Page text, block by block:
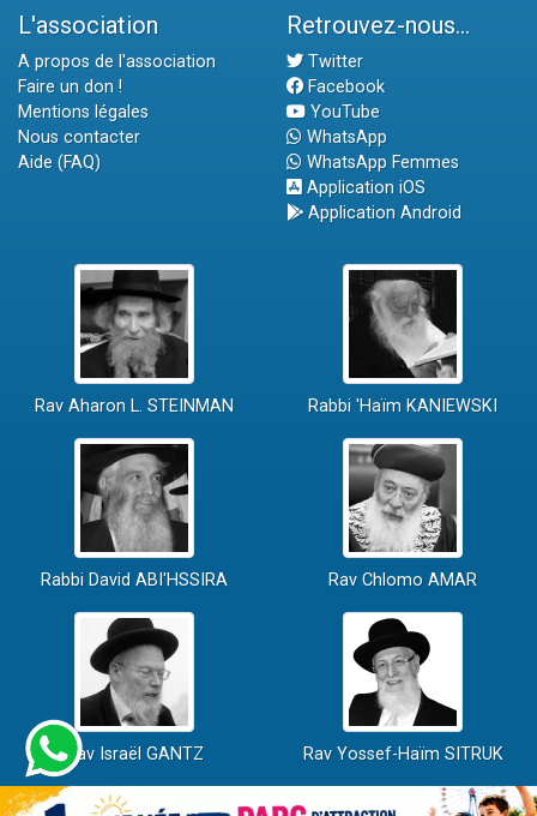
L'association
A propos de l'association
Faire un don !
Mentions légales
Nous contacter
Aide (FAQ)
Retrouvez-nous...
Twitter
Facebook
YouTube
WhatsApp
WhatsApp Femmes
Application iOS
Application Android
Rav Aharon L. STEINMAN Rabbi 'Haïm KANIEWSKI
Rabbi David ABI'HSSIRA Rav Chlomo AMAR
Rav Israël GANTZ Rav Yossef-Haïm SITRUK